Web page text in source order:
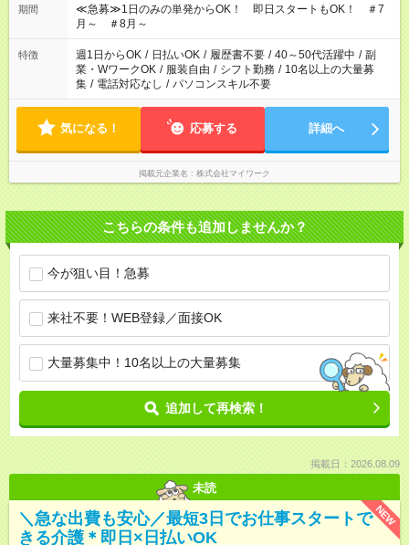
期間
≪急募≫1日のみの単発からOK！ 即日スタートもOK！ ＃7
月～ ＃8月～
特徴 週1日からOK / 日払いOK / 履歴書不要 / 40～50代活躍中 / 副
業・WワークOK / 服装自由 / シフト勤務 / 10名以上の大量募
集 / 電話対応なし / パソコンスキル不要
気になる！ 応募する 詳細へ
掲載元企業名 株式会社マイワーク
こちらの条件も追加しませんか？
今が狙い目！急募
来社不要！WEB登録／面接OK
大量募集中！10名以上の大量募集
追加して再検索！
掲載日：2026.08.09
未読
NEW
＼急な出費も安心／最短3日でお仕事スタートで
きる介護＊即日×日払いOK